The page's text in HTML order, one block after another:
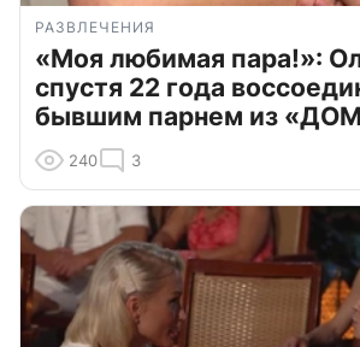
РАЗВЛЕЧЕНИЯ
«Моя любимая пара!»:
спустя 22 года
бывшим парнем из
240 3